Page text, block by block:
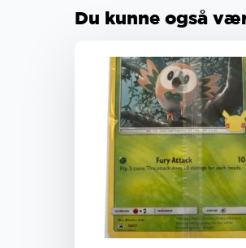
Du kunne også